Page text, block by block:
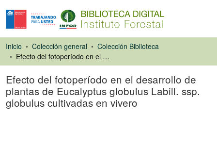
Inicio Colección general
Colección Biblioteca
Efecto del fotoperíodo en el desarrollo de plantas de Eucalyptus globulus Labill. ssp. globulus cultivadas en vivero
Efecto del fotoperíodo en el desarrollo de
plantas de Eucalyptus globulus Labill. ssp.
globulus cultivadas en vivero